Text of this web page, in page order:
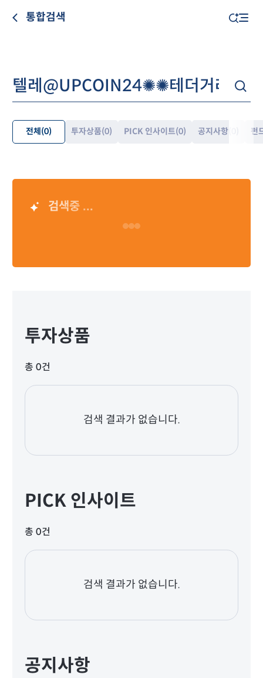
통합검색
전체 (0) 투자상품(0) PICK 인사이트(0) 공지사항 펀
검색중 ...
Loading…
투자상품
총 0건
검색 결과가 없습니다.
PICK 인사이트
총 0건
검색 결과가 없습니다.
공지사항